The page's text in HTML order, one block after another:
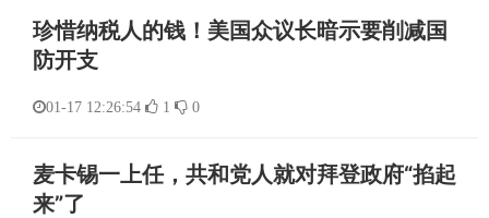
珍惜纳税人的钱！美国众议长暗示要削减国
防开支
01-17 12:26:54 1 0
麦卡锡一上任，共和党人就对拜登政府“掐起
来”了